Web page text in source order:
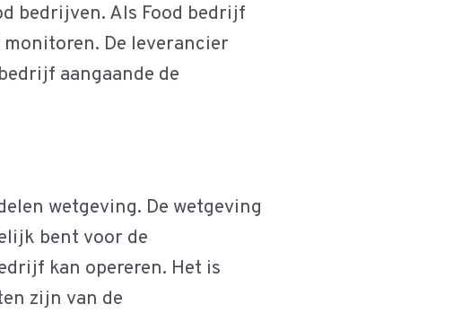
bedrijven. Als Food bedrijf
De leverancier
aangaande de
wetgeving. De wetgeving
bent voor de
kan opereren. Het is
zijn van de